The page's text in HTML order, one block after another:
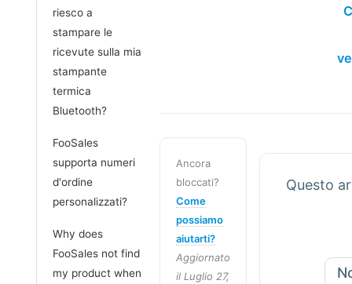
riesco a
stampare le
ricevute sulla mia
stampante
termica
Bluetooth?
FooSales
supporta numeri
d'ordine
personalizzati?
Why does
FooSales not find
my product when
Ancora
bloccati?
Come
possiamo
aiutarti?
Aggiornato
il Luglio 27,
Questo